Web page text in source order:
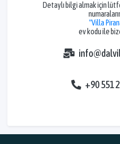
Detaylı bilgi almak için
"Villa
ev kodu ile
+90 551